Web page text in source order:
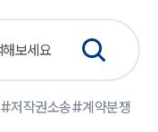
#저작권소송#계약분쟁